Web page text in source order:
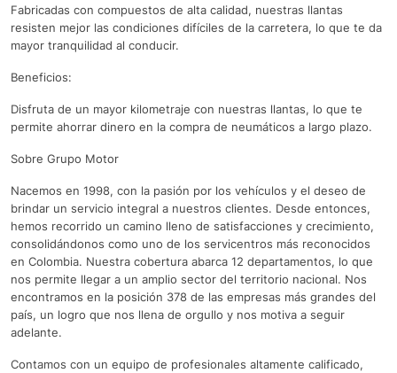
Fabricadas con compuestos de alta calidad, nuestras llantas
resisten mejor las condiciones difíciles de la carretera, lo que te da
mayor tranquilidad al conducir.
Beneficios:
Disfruta de un mayor kilometraje con nuestras llantas, lo que te
permite ahorrar dinero en la compra de neumáticos a largo plazo.
Sobre Grupo Motor
Nacemos en 1998, con la pasión por los vehículos y el deseo de
brindar un servicio integral a nuestros clientes. Desde entonces,
hemos recorrido un camino lleno de satisfacciones y crecimiento,
consolidándonos como uno de los servicentros más reconocidos
en Colombia. Nuestra cobertura abarca 12 departamentos, lo que
nos permite llegar a un amplio sector del territorio nacional. Nos
encontramos en la posición 378 de las empresas más grandes del
país, un logro que nos llena de orgullo y nos motiva a seguir
adelante.
Contamos con un equipo de profesionales altamente calificado,